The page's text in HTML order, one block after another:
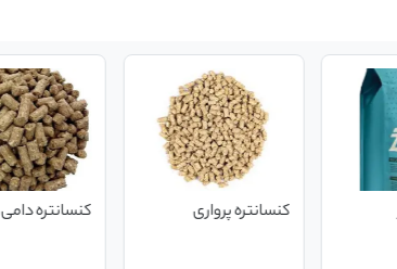
کنسانتره پرواری کنسانتره دامی